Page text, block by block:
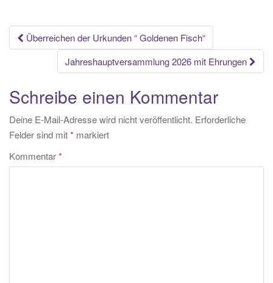
Beitrags-
Navigation
Überreichen der Urkunden “ Goldenen Fisch“
Jahreshauptversammlung 2026 mit Ehrungen
Schreibe einen Kommentar
Deine E-Mail-Adresse wird nicht veröffentlicht. Erforderliche
Felder sind mit* markiert
Kommentar*